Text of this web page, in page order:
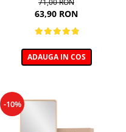
71,00 RON
63,90 RON
ADAUGA IN COS
-10%